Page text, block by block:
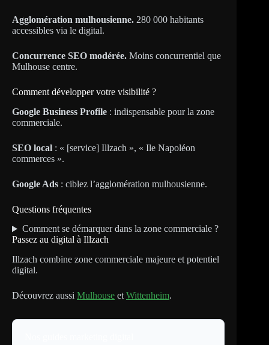
Agglomération mulhousienne. 280 000 habitants
accessibles via le digital.
Concurrence SEO modérée. Moins concurrentiel que
Mulhouse centre.
Comment développer votre visibilité ?
Google Business Profile : indispensable pour la zone
commerciale.
SEO local : « [service] Illzach », « Ile Napoléon
commerces ».
Google Ads : ciblez l’agglomération mulhousienne.
Questions fréquentes
Comment se démarquer dans la zone commerciale ?
Passez au digital à Illzach
Illzach combine zone commerciale majeure et potentiel
digital.
Découvrez aussi Mulhouse et Wittenheim.